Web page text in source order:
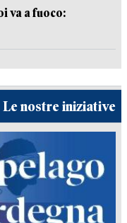
va a fuoco:
Le nostre iniziative